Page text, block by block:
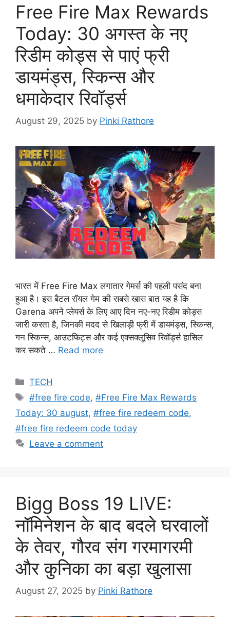
Free Fire Max Rewards
Today: 30 अगस्त के नए
रिडीम कोड्स से पाएं फ्री
डायमंड्स, स्किन्स और
धमाकेदार रिवॉर्ड्स
August 29, 2025 by Pinki Rathore
भारत में Free Fire Max लगातार गेमर्स की पहली पसंद बना
हुआ है। इस बैटल रॉयल गेम की सबसे खास बात यह है कि
Garena अपने प्लेयर्स के लिए आए दिन नए-नए रिडीम कोड्स
जारी करता है, जिनकी मदद से खिलाड़ी फ्री में डायमंड्स, स्किन्स,
गन स्किन्स, आउटफिट्स और कई एक्सक्लूसिव रिवॉर्ड्स हासिल
कर सकते … Read more
Categories
TECH
Tags
#free fire code,#Free Fire Max Rewards
Today: 30 august, #free fire redeem code,
#free fire redeem code today
Leave a comment
Bigg Boss 19 LIVE:
नॉमिनेशन के बाद बदले घरवालों
के तेवर, गौरव संग गरमागरमी
और कुनिका का बड़ा खुलासा
August 27, 2025 by Pinki Rathore